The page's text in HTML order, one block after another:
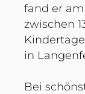
fand er
zwischen
in
Bei